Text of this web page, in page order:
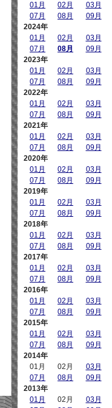
01月
02月 03月
07月
08月 09月
2024年
01月
02月 03月
07月
08月 09月
2023年
01月
02月 03月
07月
08月 09月
2022年
01月
02月 03月
07月
08月 09月
2021年
01月
02月 03月
07月
08月 09月
2020年
01月
02月 03月
07月
08月 09月
2019年
01月
02月 03月
07月
08月 09月
2018年
01月
02月 03月
07月
08月 09月
2017年
01月
02月 03月
07月
08月 09月
2016年
01月
02月 03月
07月
08月 09月
2015年
01月
02月 03月
07月
08月 09月
2014年
01月
02月 03月
07月
08月 09月
2013年
01月
02月 03月